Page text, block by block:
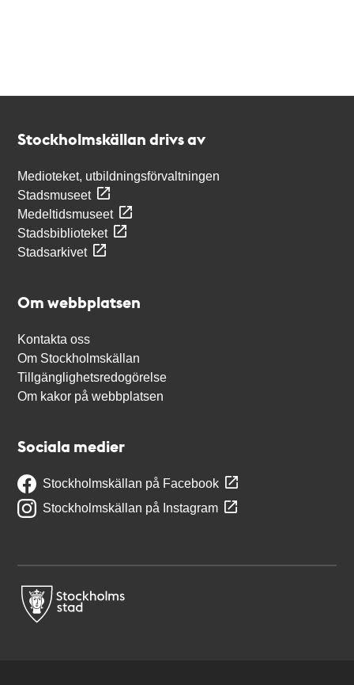
Stockholmskällan drivs av
Medioteket, utbildningsförvaltningen
Stadsmuseet
Medeltidsmuseet
Stadsbiblioteket
Stadsarkivet
Om webbplatsen
Kontakta oss
Om Stockholmskällan
Tillgänglighetsredogörelse
Om kakor på webbplatsen
Sociala medier
Stockholmskällan på Facebook
Stockholmskällan på Instagram